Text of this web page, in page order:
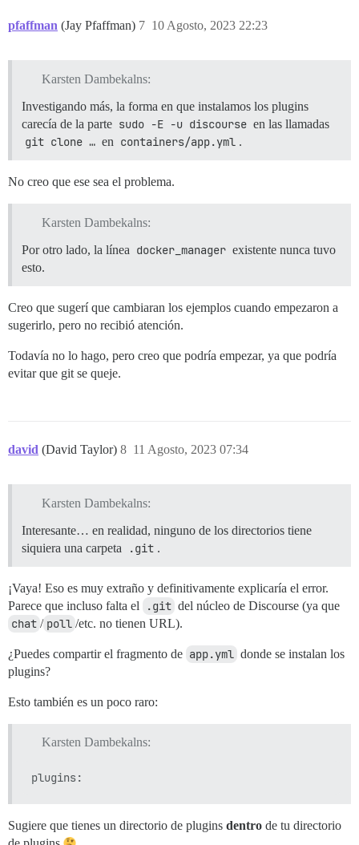
pfaffman (Jay Pfaffman) 10 Agosto, 2023 22:23
7
Karsten Dambekalns:
Investigando más, la forma en que instalamos los plugins
carecía de la parte sudo -E -u discourse en las llamadas
git clone … en containers/app.yml .
No creo que ese sea el problema.
Karsten Dambekalns:
Por otro lado, la línea docker_manager existente nunca tuvo
esto.
Creo que sugerí que cambiaran los ejemplos cuando empezaron a
sugerirlo, pero no recibió atención.
Todavía no lo hago, pero creo que podría empezar, ya que podría
evitar que git se queje.
david (David Taylor) 11 Agosto, 2023 07:34
8
Karsten Dambekalns:
Interesante… en realidad, ninguno de los directorios tiene
siquiera una carpeta
.git .
¡Vaya! Eso es muy extraño y definitivamente explicaría el error.
Parece que incluso falta el
.git del núcleo de Discourse (ya que
chat / poll /etc. no tienen URL).
¿Puedes compartir el fragmento de app.yml donde se instalan los
plugins?
Esto también es un poco raro:
Karsten Dambekalns:
Sugiere que tienes un directorio de plugins dentro de tu directorio